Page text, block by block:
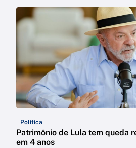
Política
Patrimônio de Lula tem queda
em 4 anos